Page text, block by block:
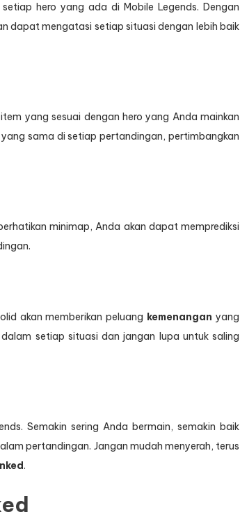
hero yang ada di Mobile Legends. Dengan
dapat mengatasi setiap situasi dengan lebih baik
yang sesuai dengan hero yang Anda mainkan
sama di setiap pertandingan, pertimbangkan
minimap, Anda akan dapat memprediksi
akan memberikan peluang kemenangan yang
setiap situasi dan jangan lupa untuk saling
Semakin sering Anda bermain, semakin baik
pertandingan. Jangan mudah menyerah, terus
.